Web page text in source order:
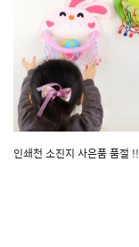
인쇄천 소진지 사은품 품절 !!